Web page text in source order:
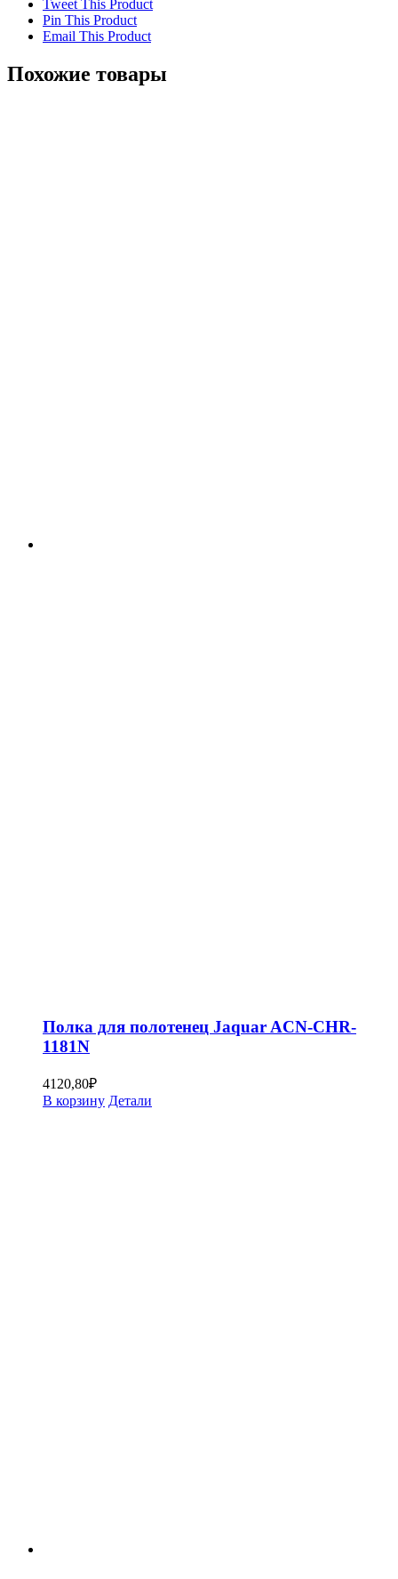
Tweet This Product
Pin This Product
Email This Product
Похожие товары
Полка для полотенец Jaquar ACN-CHR-
1181N
4120,80₽
В корзину Детали